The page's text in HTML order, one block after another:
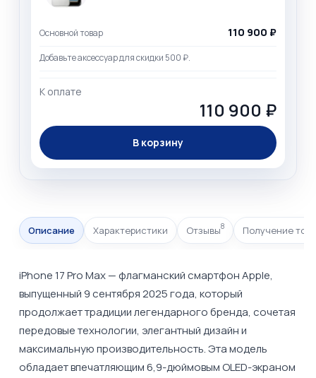
Основной товар 110 900 ₽
Добавьте аксессуар для скидки 500 ₽.
К оплате
110 900 ₽
В корзину
Описание Характеристики Отзывы8 Получение
iPhone 17 Pro Max — флагманский смартфон Apple,
выпущенный 9 сентября 2025 года, который
продолжает традиции легендарного бренда, сочетая
передовые технологии, элегантный дизайн и
максимальную производительность. Эта модель
обладает впечатляющим 6,9-дюймовым OLED-экраном